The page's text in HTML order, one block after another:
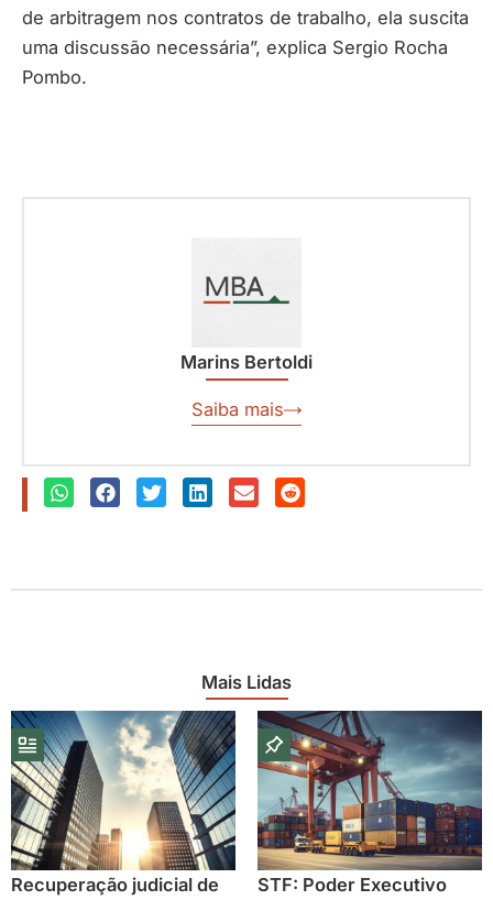
de arbitragem nos contratos de trabalho, ela suscita
uma discussão necessária”, explica Sergio Rocha
Pombo.
Marins Bertoldi
Saiba mais
Mais Lidas
Recuperação judicial de STF: Poder Executivo